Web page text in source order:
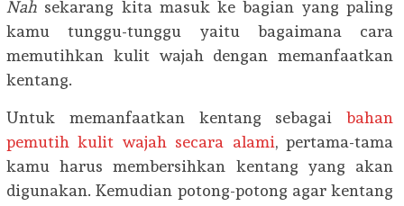
Nah sekarang kita masuk ke bagian yang paling
kamu tunggu-tunggu yaitu bagaimana cara
memutihkan kulit wajah dengan memanfaatkan
kentang.
Untuk memanfaatkan kentang sebagai bahan
pemutih kulit wajah secara alami, pertama-tama
kamu harus membersihkan kentang yang akan
digunakan. Kemudian potong-potong agar kentang